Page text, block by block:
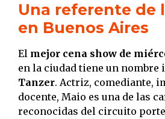
Una referente de
en Buenos Aires
El mejor cena show de
en la ciudad tiene un nombre
Tanzer. Actriz, comediante,
docente, Maio es una de las
reconocidas del circuito